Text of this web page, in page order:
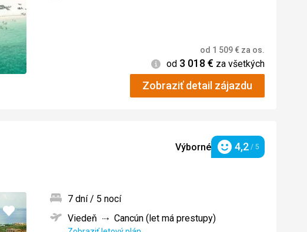
od 1 509€ za os.
Informácie
od 3 018 € za všetkých
Zobraziť detail zájazdu
Výborné Hodnotenie
4,2 / 5
Pridať
do
obľúbených
7 dní / 5 nocí
Viedeň
Cancún (let má prestupy)